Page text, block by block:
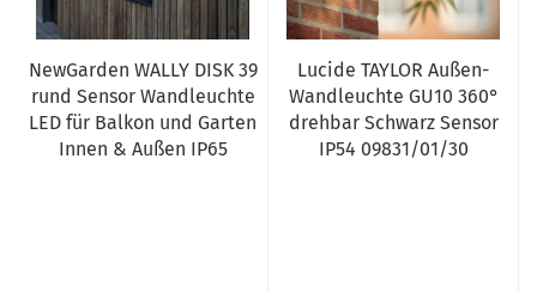
NewGarden WALLY DISK 39
rund Sensor Wandleuchte
LED für Balkon und Garten
Innen & Außen IP65
Lucide TAYLOR Außen-
Wandleuchte GU10 360°
drehbar Schwarz Sensor
IP54 09831/01/30